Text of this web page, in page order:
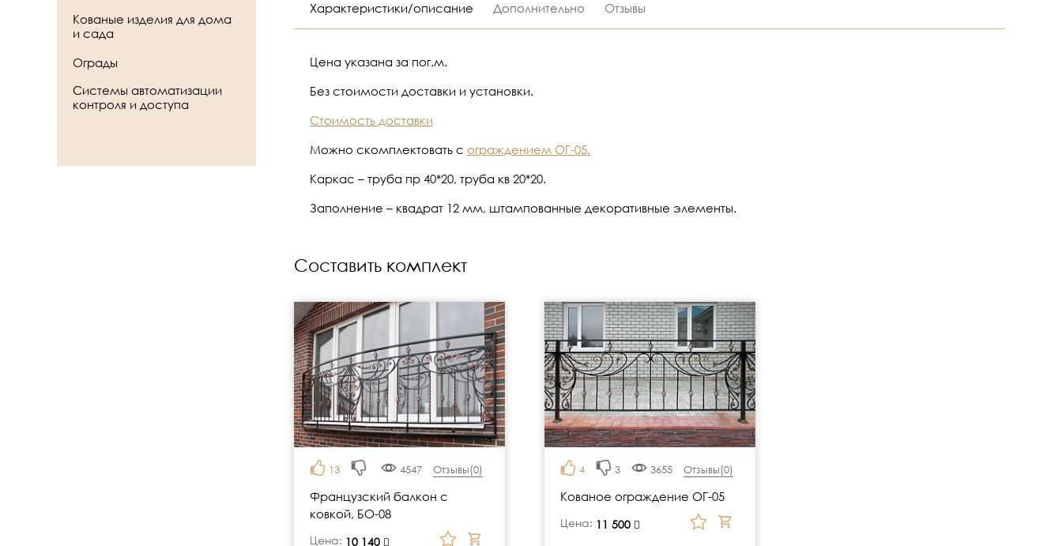
Характеристики/описание Дополнительно Отзывы
Цена указана за пог.м.
Без стоимости доставки и установки.
Стоимость доставки
Можно скомплектовать с ограждением ОГ-05.
Каркас – труба пр 40*20, труба кв 20*20.
Заполнение – квадрат 12 мм, штампованные декоративные элементы.
Составить комплект
13 4547 Отзывы(0)
Французский балкон с
ковкой, БО-08
Цена: 10 140
руб.
4 3 3655 Отзывы(0)
Кованое ограждение ОГ-05
Цена: 11 500
руб.
Кованые изделия для дома
и сада
Ограды
Системы автоматизации
контроля и доступа